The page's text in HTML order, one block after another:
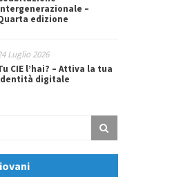
–
edizione
Luglio 2026
CIE l’hai? – Attiva la tua
digitale